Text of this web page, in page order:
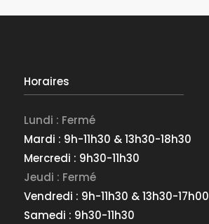
Horaires
Lundi : Fermé
Mardi : 9h-11h30 & 13h30-18h30
Mercredi : 9h30-11h30
Jeudi : Fermé
Vendredi : 9h-11h30 & 13h30-17h00
Samedi : 9h30-11h30